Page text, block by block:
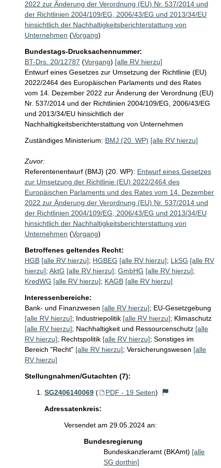
2022 zur Änderung der Verordnung (EU) Nr. 537/2014 und
der Richtlinien 2004/109/EG, 2006/43/EG und 2013/34/EU
hinsichtlich der Nachhaltigkeitsberichterstattung von
Unternehmen (Vorgang)
Bundestags-Drucksachennummer:
BT-Drs. 20/12787 (Vorgang) [alle RV hierzu]
Entwurf eines Gesetzes zur Umsetzung der Richtlinie (EU)
2022/2464 des Europäischen Parlaments und des Rates
vom 14. Dezember 2022 zur Änderung der Verordnung (EU)
Nr. 537/2014 und der Richtlinien 2004/109/EG, 2006/43/EG
und 2013/34/EU hinsichtlich der
Nachhaltigkeitsberichterstattung von Unternehmen
Zuständiges Ministerium: BMJ (20. WP) [alle RV hierzu]
Zuvor:
Referentenentwurf (BMJ) (20. WP): Entwurf eines Gesetzes
zur Umsetzung der Richtlinie (EU) 2022/2464 des
Europäischen Parlaments und des Rates vom 14. Dezember
2022 zur Änderung der Verordnung (EU) Nr. 537/2014 und
der Richtlinien 2004/109/EG, 2006/43/EG und 2013/34/EU
hinsichtlich der Nachhaltigkeitsberichterstattung von
Unternehmen (Vorgang)
Betroffenes geltendes Recht:
HGB [alle RV hierzu]; HGBEG [alle RV hierzu]; LkSG [alle RV
hierzu]; AktG [alle RV hierzu]; GmbHG [alle RV hierzu];
KredWG [alle RV hierzu]; KAGB [alle RV hierzu]
Interessenbereiche:
Bank- und Finanzwesen [alle RV hierzu]; EU-Gesetzgebung
[alle RV hierzu]; Industriepolitik [alle RV hierzu]; Klimaschutz
[alle RV hierzu]; Nachhaltigkeit und Ressourcenschutz [alle
RV hierzu]; Rechtspolitik [alle RV hierzu]; Sonstiges im
Bereich "Recht" [alle RV hierzu]; Versicherungswesen [alle
RV hierzu]
Stellungnahmen/Gutachten (7):
SG2406140069 ( PDF - 19 Seiten)
Adressatenkreis:
Versendet am 29.05.2024 an:
Bundesregierung
Bundeskanzleramt (BKAmt) [alle
SG dorthin]